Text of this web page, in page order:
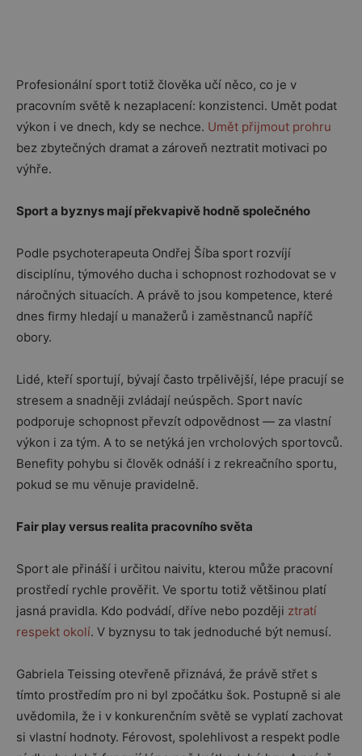
Profesionální sport totiž člověka učí něco, co je v
pracovním světě k nezaplacení: konzistenci. Umět podat
výkon i ve dnech, kdy se nechce. Umět přijmout prohru
bez zbytečných dramat a zároveň neztratit motivaci po
výhře.
Sport a byznys mají překvapivě hodně společného
Podle psychoterapeuta Ondřej Šíba sport rozvíjí
disciplínu, týmového ducha i schopnost rozhodovat se v
náročných situacích. A právě to jsou kompetence, které
dnes firmy hledají u manažerů i zaměstnanců napříč
obory.
Lidé, kteří sportují, bývají často trpělivější, lépe pracují se
stresem a snadněji zvládají neúspěch. Sport navíc
podporuje schopnost převzít odpovědnost — za vlastní
výkon i za tým. A to se netýká jen vrcholových sportovců.
Benefity pohybu si člověk odnáší i z rekreačního sportu,
pokud se mu věnuje pravidelně.
Fair play versus realita pracovního světa
Sport ale přináší i určitou naivitu, kterou může pracovní
prostředí rychle prověřit. Ve sportu totiž většinou platí
jasná pravidla. Kdo podvádí, dříve nebo později ztratí
respekt okolí. V byznysu to tak jednoduché být nemusí.
Gabriela Teissing otevřeně přiznává, že právě střet s
tímto prostředím pro ni byl zpočátku šok. Postupně si ale
uvědomila, že i v konkurenčním světě se vyplatí zachovat
si vlastní hodnoty. Férovost, spolehlivost a respekt podle